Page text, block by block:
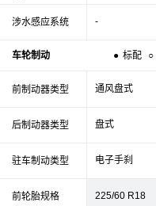
涉水感应系统
车轮制动 ● 标配 ○
前制动器类型
后制动器类型
驻车制动类型
前轮胎规格
-
通风盘式
盘式
电子手刹
225/60 R18